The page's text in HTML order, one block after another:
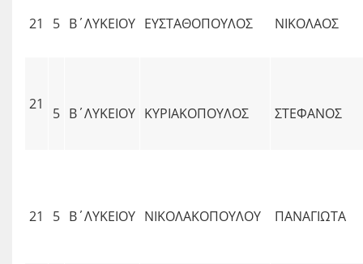
21 5 Β΄ΛΥΚΕΙΟΥ ΕΥΣΤΑΘΟΠΟΥΛΟΣ ΝΙΚΟΛΑΟΣ
21
5 Β΄ΛΥΚΕΙΟΥ ΚΥΡΙΑΚΟΠΟΥΛΟΣ ΣΤΕΦΑΝΟΣ
21 5 Β΄ΛΥΚΕΙΟΥ ΝΙΚΟΛΑΚΟΠΟΥΛΟΥ ΠΑΝΑΓΙΩΤΑ